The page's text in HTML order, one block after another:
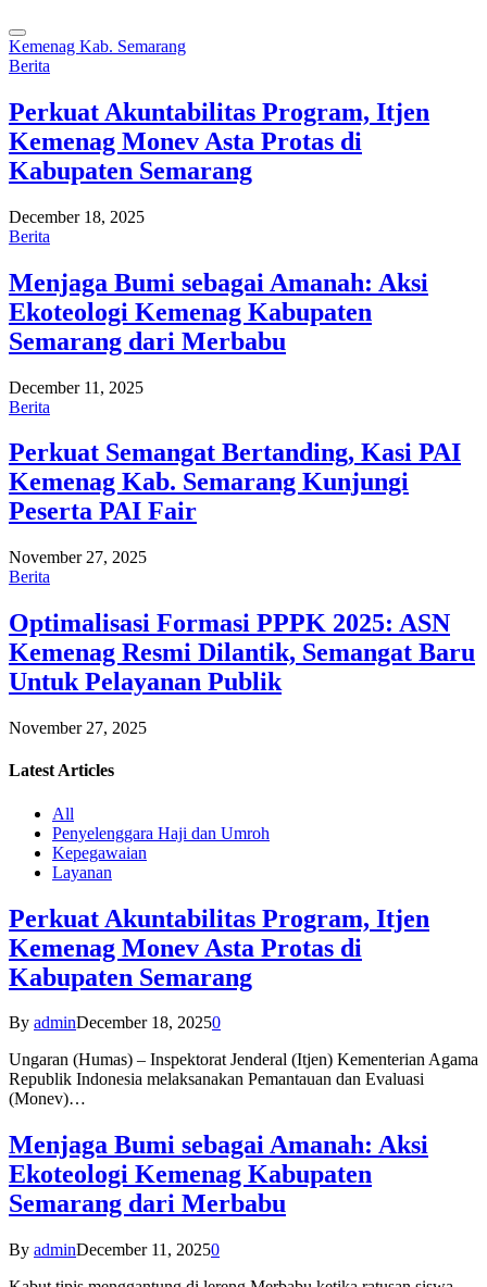
Kemenag Kab. Semarang
Berita
Perkuat Akuntabilitas Program, Itjen
Kemenag Monev Asta Protas di
Kabupaten Semarang
December 18, 2025
Berita
Menjaga Bumi sebagai Amanah: Aksi
Ekoteologi Kemenag Kabupaten
Semarang dari Merbabu
December 11, 2025
Berita
Perkuat Semangat Bertanding, Kasi PAI
Kemenag Kab. Semarang Kunjungi
Peserta PAI Fair
November 27, 2025
Berita
Optimalisasi Formasi PPPK 2025: ASN
Kemenag Resmi Dilantik, Semangat Baru
Untuk Pelayanan Publik
November 27, 2025
Latest Articles
All
Penyelenggara Haji dan Umroh
Kepegawaian
Layanan
Perkuat Akuntabilitas Program, Itjen
Kemenag Monev Asta Protas di
Kabupaten Semarang
By adminDecember 18, 20250
Ungaran (Humas) – Inspektorat Jenderal (Itjen) Kementerian Agama
Republik Indonesia melaksanakan Pemantauan dan Evaluasi
(Monev)…
Menjaga Bumi sebagai Amanah: Aksi
Ekoteologi Kemenag Kabupaten
Semarang dari Merbabu
By adminDecember 11, 20250